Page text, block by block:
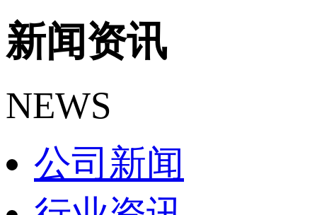
新闻资讯
NEWS
公司新闻